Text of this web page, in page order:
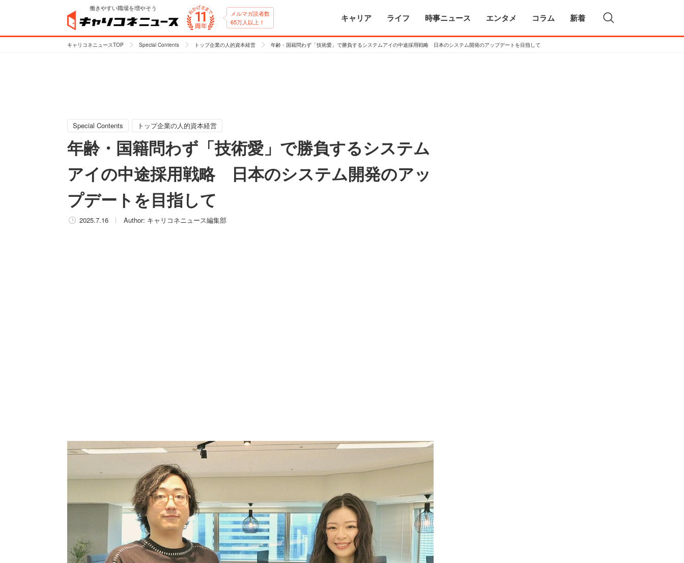
働きやすい職場を増やそう
メルマガ読者数
65万人以上！
キャリア ライフ 時事ニュース エンタメ コラム 新着
キャリコネニュースTOP Special Contents トップ企業の人的資本経営 年齢・国籍問わず「技術愛」で勝負するシステムアイの中途採用戦略 日本のシステム開発のアップデートを目指して
Special Contents トップ企業の人的資本経営
年齢・国籍問わず「技術愛」で勝負するシステム
アイの中途採用戦略 日本のシステム開発のアッ
プデートを目指して
2025.7.16 Author: キャリコネニュース編集部